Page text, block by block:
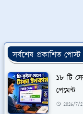
সর্বশেষ প্রকাশিত
১৮ টি
পেমেন্ট
2026/7/